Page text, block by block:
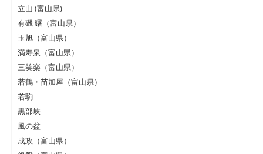
立山 (富山県)
有磯 曙（富山県）
玉旭（富山県）
満寿泉（富山県）
三笑楽（富山県）
若鶴・苗加屋（富山県）
若駒
黒部峡
風の盆
成政（富山県）